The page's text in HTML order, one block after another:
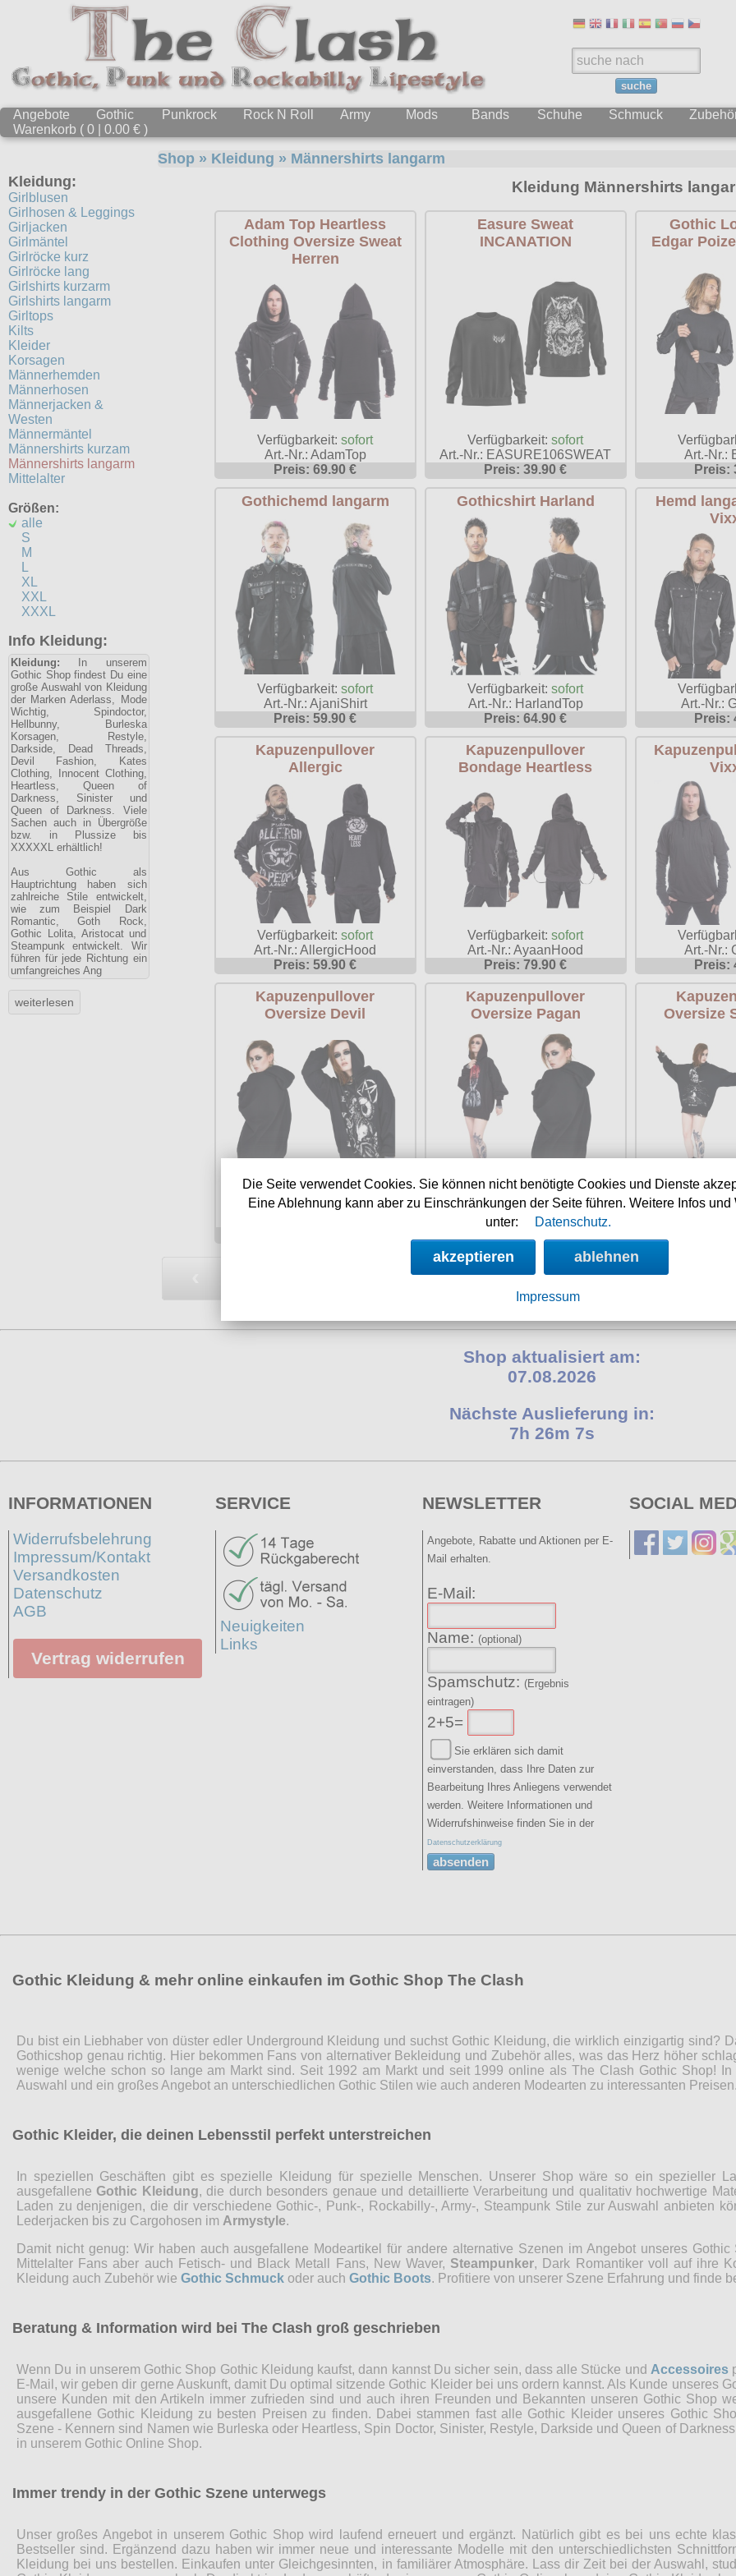
suche
Angebote Gothic Punkrock Rock N Roll Army Mods Bands Schuhe Schmuck
Warenkorb ( 0 | 0.00 € )
Kleidung:
Girlblusen
Girlhosen & Leggings
Girljacken
Girlmäntel
Girlröcke kurz
Girlröcke lang
Girlshirts kurzarm
Girlshirts langarm
Girltops
Kilts
Kleider
Korsagen
Männerhemden
Männerhosen
Männerjacken &
Westen
Männermäntel
Männershirts kurzam
Männershirts langarm
Mittelalter
Größen:
alle
S
M
L
XL
XXL
XXXL
Info Kleidung:
Kleidung: In unserem
Gothic Shop findest Du eine
große Auswahl von Kleidung
der Marken Aderlass, Mode
Wichtig, Spindoctor,
Hellbunny, Burleska
Korsagen, Restyle,
Darkside, Dead Threads,
Devil Fashion, Kates
Clothing, Innocent Clothing,
Heartless, Queen of
Darkness, Sinister und
Queen of Darkness. Viele
Sachen auch in Übergröße
bzw. in Plussize bis
XXXXXL erhältlich!
Aus Gothic als
Hauptrichtung haben sich
zahlreiche Stile entwickelt,
wie zum Beispiel Dark
Romantic, Goth Rock,
Gothic Lolita, Aristocat und
Steampunk entwickelt. Wir
führen für jede Richtung ein
umfangreiches Ang
Shop » Kleidung » Männershirts langarm
Kleidung Männershirts
Adam Top Heartless
Clothing Oversize Sweat
Herren
Verfügbarkeit:sofort
Art.-Nr.: AdamTop
Preis: 69.90 €
Easure Sweat
INCANATION
Verfügbarkeit:sofort
Art.-Nr.: EASURE106SWEAT
Preis: 39.90 €
Gothic
Edgar
Art.-Nr.:
Preis:
Gothichemd langarm
Verfügbarkeit:sofort
Art.-Nr.: AjaniShirt
Preis: 59.90 €
Gothicshirt Harland
Verfügbarkeit:sofort
Art.-Nr.: HarlandTop
Preis: 64.90 €
Hemd
Art.-Nr.:
Preis:
Kapuzenpullover
Allergic
Verfügbarkeit:sofort
Art.-Nr.: AllergicHood
Preis: 59.90 €
Kapuzenpullover
Bondage Heartless
Verfügbarkeit:sofort
Art.-Nr.: AyaanHood
Preis: 79.90 €
Art.-Nr.:
Preis:
Kapuzenpullover
Oversize Devil
Verfügbarkeit: sofort
Kapuzenpullover
Oversize Pagan
Verfügbarkeit: sofort
Art.-Nr.: LDSHLA4280
Oversize
Shop aktualisiert am:
07.08.2026
Nächste Auslieferung in:
7h 26m 7s
INFORMATIONEN
Widerrufsbelehrung
Impressum/Kontakt
Versandkosten
Datenschutz
AGB
Vertrag widerrufen
SERVICE
Neuigkeiten
Links
NEWSLETTER
Angebote, Rabatte und Aktionen per E-
Mail erhalten.
E-Mail:
Name: (optional)
Spamschutz: (Ergebnis
eintragen)
2+5=
Sie erklären sich damit
einverstanden, dass Ihre Daten zur
Bearbeitung Ihres Anliegens verwendet
werden. Weitere Informationen und
Widerrufshinweise finden Sie in der
Datenschutzerklärung
absenden
SOCIAL
Gothic Kleidung & mehr online einkaufen im Gothic Shop The Clash
Du bist ein Liebhaber von düster edler Underground Kleidung und suchst Gothic Kleidung, die wirklich einzigartig sind?
Gothicshop genau richtig. Hier bekommen Fans von alternativer Bekleidung und Zubehör alles, was das Herz höher
wenige welche schon so lange am Markt sind. Seit 1992 am Markt und seit 1999 online als The Clash Gothic Shop!
Auswahl und ein großes Angebot an unterschiedlichen Gothic Stilen wie auch anderen Modearten zu interessanten
Gothic Kleider, die deinen Lebensstil perfekt unterstreichen
In speziellen Geschäften gibt es spezielle Kleidung für spezielle Menschen. Unserer Shop wäre so ein spezieller
ausgefallene Gothic Kleidung, die durch besonders genaue und detaillierte Verarbeitung und qualitativ hochwertige
Laden zu denjenigen, die dir verschiedene Gothic-, Punk-, Rockabilly-, Army-, Steampunk Stile zur Auswahl anbieten
Lederjacken bis zu Cargohosen im Armystyle.
Damit nicht genug: Wir haben auch ausgefallene Modeartikel für andere alternative Szenen im Angebot unseres
Mittelalter Fans aber auch Fetisch- und Black Metall Fans, New Waver, Steampunker, Dark Romantiker voll auf ihre
Kleidung auch Zubehör wie Gothic Schmuck oder auch Gothic Boots. Profitiere von unserer Szene Erfahrung und finde
Beratung & Information wird bei The Clash groß geschrieben
Wenn Du in unserem Gothic Shop Gothic Kleidung kaufst, dann kannst Du sicher sein, dass alle Stücke und Accessoires
E-Mail, wir geben dir gerne Auskunft, damit Du optimal sitzende Gothic Kleider bei uns ordern kannst. Als Kunde unseres
unsere Kunden mit den Artikeln immer zufrieden sind und auch ihren Freunden und Bekannten unseren Gothic Shop
ausgefallene Gothic Kleidung zu besten Preisen zu finden. Dabei stammen fast alle Gothic Kleider unseres Gothic
Szene - Kennern sind Namen wie Burleska oder Heartless, Spin Doctor, Sinister, Restyle, Darkside und Queen of
in unserem Gothic Online Shop.
Immer trendy in der Gothic Szene unterwegs
Unser großes Angebot in unserem Gothic Shop wird laufend erneuert und ergänzt. Natürlich gibt es bei uns echte
Bestseller sind. Ergänzend dazu haben wir immer neue und interessante Modelle mit den unterschiedlichsten
Kleidung bei uns bestellen. Einkaufen unter Gleichgesinnten, in familiärer Atmosphäre. Lass dir Zeit bei der Auswahl,
Die Seite verwendet Cookies. Sie können nicht benötigte Cookies und Dienste
Eine Ablehnung kann aber zu Einschränkungen der Seite führen. Weitere Infos
unter:
Datenschutz.
akzeptieren ablehnen
Impressum